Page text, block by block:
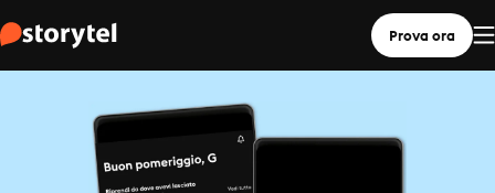
Prova ora